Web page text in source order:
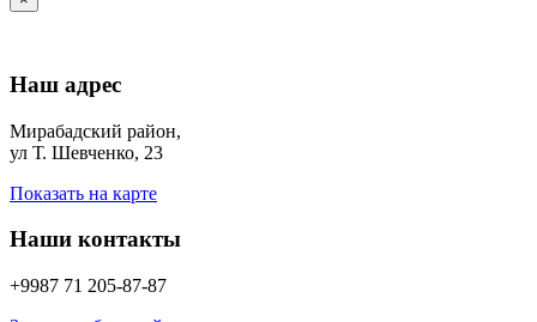
Наш адрес
Мирабадский район,
ул Т. Шевченко, 23
Показать на карте
Наши контакты
+9987 71 205-87-87